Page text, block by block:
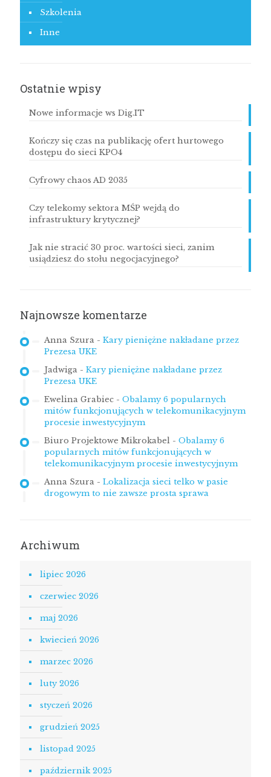
Szkolenia
Inne
Ostatnie wpisy
Nowe informacje ws Dig.IT
Kończy się czas na publikację ofert hurtowego
dostępu do sieci KPO4
Cyfrowy chaos AD 2035
Czy telekomy sektora MŚP wejdą do
infrastruktury krytycznej?
Jak nie stracić 30 proc. wartości sieci, zanim
usiądziesz do stołu negocjacyjnego?
Najnowsze komentarze
Anna Szura - Kary pieniężne nakładane przez
Prezesa UKE
Jadwiga - Kary pieniężne nakładane przez
Prezesa UKE
Ewelina Grabiec - Obalamy 6 popularnych
mitów funkcjonujących w telekomunikacyjnym
procesie inwestycyjnym
Biuro Projektowe Mikrokabel - Obalamy 6
popularnych mitów funkcjonujących w
telekomunikacyjnym procesie inwestycyjnym
Anna Szura - Lokalizacja sieci telko w pasie
drogowym to nie zawsze prosta sprawa
Archiwum
lipiec 2026
czerwiec 2026
maj 2026
kwiecień 2026
marzec 2026
luty 2026
styczeń 2026
grudzień 2025
listopad 2025
październik 2025